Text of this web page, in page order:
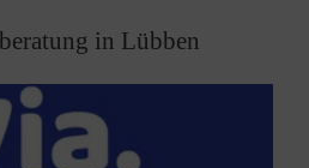
in Lübben